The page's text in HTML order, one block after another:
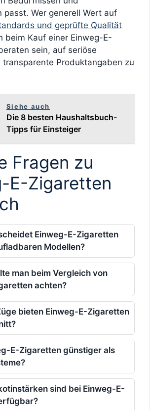
passt. Wer generell Wert auf
und geprüfte Qualität
beim Kauf einer Einweg-E-
sein, auf seriöse
transparente Produktangaben zu
Siehe auch
Die 8 besten Haushaltsbuch-
Tipps für Einsteiger
Fragen zu
E-Zigaretten
Einweg-E-Zigaretten
Modellen?
man beim Vergleich von
achten?
bieten Einweg-E-Zigaretten
E-Zigaretten günstiger als
sind bei Einweg-E-